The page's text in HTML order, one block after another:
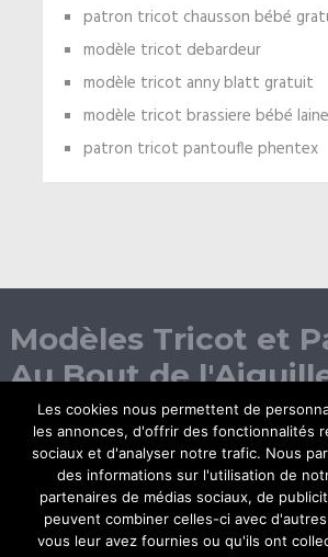
patron tricot chausson bébé
modèle tricot debardeur
modèle tricot anny blatt gratuit
modèle tricot brassiere bébé laine
patron tricot pantoufle phentex
Modèles Tricot et
Au Bout de
Les cookies nous permettent de
les annonces, d'offrir des fonctionnalités
sociaux et d'analyser notre trafic. Nous
des informations sur l'utilisation de
partenaires de médias sociaux, de
peuvent combiner celles-ci avec
vous leur avez fournies ou qu'ils ont